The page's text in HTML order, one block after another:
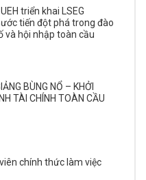
triển khai LSEG
tiến đột phá trong đào
và hội nhập toàn cầu
BÙNG NỔ – KHỞI
TÀI CHÍNH TOÀN CẦU
chính thức làm việc